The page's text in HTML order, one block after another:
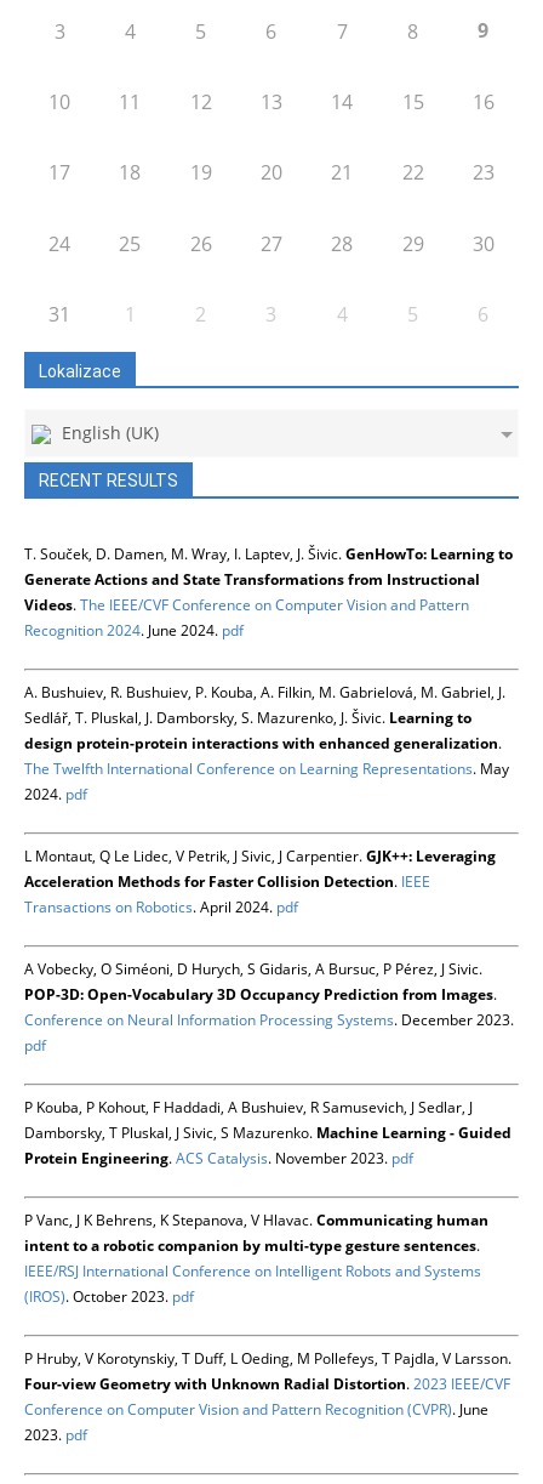
3 4 5 6 7 8 9
10 11 12 13 14 15 16
17 18 19 20 21 22 23
24 25 26 27 28 29 30
31 1 2 3 4 5 6
Lokalizace
English (UK)
RECENT RESULTS
T. Souček, D. Damen, M. Wray, I. Laptev, J. Šivic.GenHowTo: Learning to
Generate Actions and State Transformations from Instructional
Videos.The IEEE/CVF Conference on Computer Vision and Pattern
Recognition 2024. June 2024. pdf
A. Bushuiev, R. Bushuiev, P. Kouba, A. Filkin, M. Gabrielová, M. Gabriel, J.
Sedlář, T. Pluskal, J. Damborsky, S. Mazurenko, J. Šivic. Learning to
design protein-protein interactions with enhanced generalization.
The Twelfth International Conference on Learning Representations. May
2024. pdf
L Montaut, Q Le Lidec, V Petrik, J Sivic, J Carpentier.GJK++: Leveraging
Acceleration Methods for Faster Collision Detection. IEEE
Transactions on Robotics. April 2024. pdf
A Vobecky, O Siméoni, D Hurych, S Gidaris, A Bursuc, P Pérez, J Sivic.
POP-3D: Open-Vocabulary 3D Occupancy Prediction from Images.
Conference on Neural Information Processing Systems. December 2023.
pdf
P Kouba, P Kohout, F Haddadi, A Bushuiev, R Samusevich, J Sedlar, J
Damborsky, T Pluskal, J Sivic, S Mazurenko. Machine Learning - Guided
Protein Engineering.ACS Catalysis. November 2023. pdf
P Vanc, J K Behrens, K Stepanova, V Hlavac.Communicating human
intent to a robotic companion by multi-type gesture sentences.
IEEE/RSJ International Conference on Intelligent Robots and Systems
(IROS). October 2023. pdf
P Hruby, V Korotynskiy, T Duff, L Oeding, M Pollefeys, T Pajdla, V Larsson.
Four-view Geometry with Unknown Radial Distortion.2023 IEEE/CVF
Conference on Computer Vision and Pattern Recognition (CVPR). June
2023. pdf